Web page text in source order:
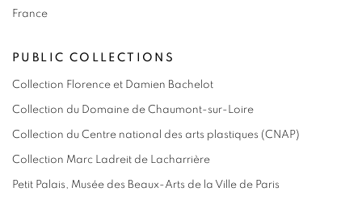
France
PUBLIC COLLECTIONS
Collection Florence et Damien Bachelot
Collection du Domaine de Chaumont-sur-Loire
Collection du Centre national des arts plastiques (CNAP)
Collection Marc Ladreit de Lacharrière
Petit Palais, Musée des Beaux-Arts de la Ville de Paris